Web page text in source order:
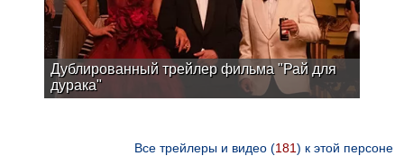
Дублированный трейлер фильма "Рай для
дурака"
Все трейлеры и видео (181) к этой персоне